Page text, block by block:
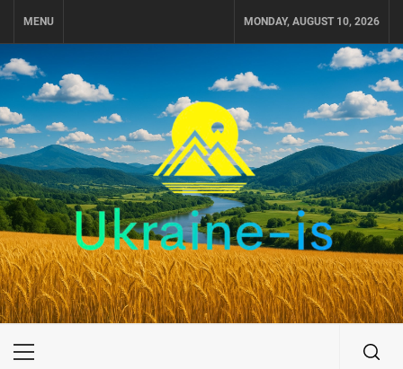
MENU MONDAY, AUGUST 10, 2026
UKRAINE-IS
ПУТЕШЕСТВИЕ ПО УКРАИНЕ
Primary